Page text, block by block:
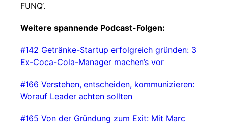
FUNQ‘.
Weitere spannende Podcast-Folgen:
#142 Getränke-Startup erfolgreich gründen: 3
Ex-Coca-Cola-Manager machen’s vor
#166 Verstehen, entscheiden, kommunizieren:
Worauf Leader achten sollten
#165 Von der Gründung zum Exit: Mit Marc